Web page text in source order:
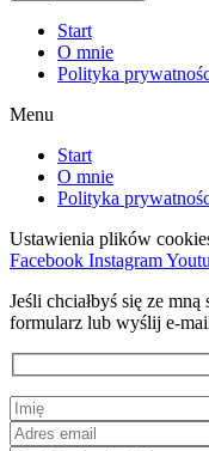
Start
O mnie
Polityka
Menu
Start
O mnie
Polityka
Ustawienia plików
Facebook Instagram
Jeśli chciałbyś się ze
formularz lub wyślij e-